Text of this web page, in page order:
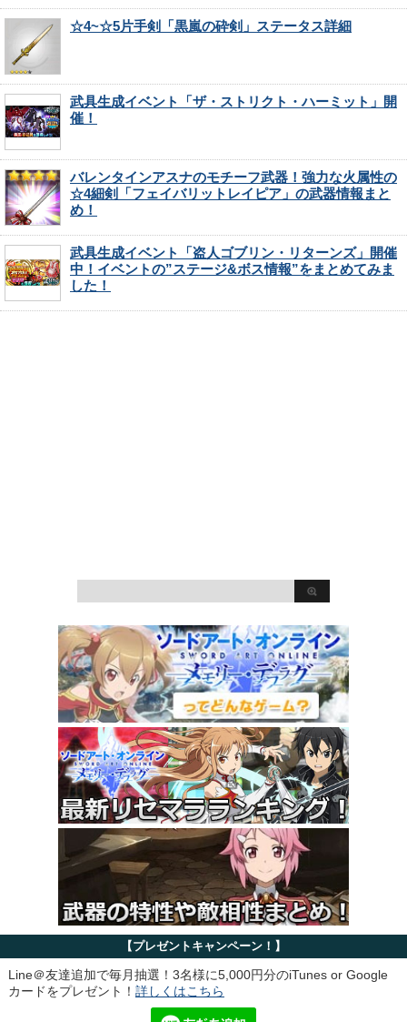
☆4~☆5片手剣「黒嵐の砕剣」ステータス詳細
武具生成イベント「ザ・ストリクト・ハーミット」開
催！
バレンタインアスナのモチーフ武器！強力な火属性の
☆4細剣「フェイバリットレイピア」の武器情報まと
め！
武具生成イベント「盗人ゴブリン・リターンズ」開催
中！イベントの”ステージ&ボス情報”をまとめてみま
した！
【プレゼントキャンペーン！】
Line＠友達追加で毎月抽選！3名様に5,000円分のiTunes or Google
カードをプレゼント！ 詳しくはこちら